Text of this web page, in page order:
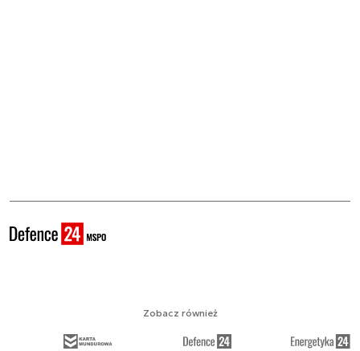
Zobacz również